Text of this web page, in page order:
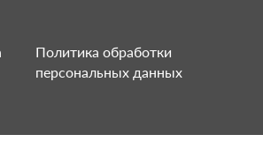
Политика обработки
персональных данных